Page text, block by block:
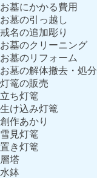
お墓にかかる費用
お墓の引っ越し
戒名の追加彫り
お墓のクリーニング
お墓のリフォーム
お墓の解体撤去・処分
灯篭の販売
立ち灯篭
生け込み灯篭
創作あかり
雪見灯篭
置き灯篭
層塔
水鉢